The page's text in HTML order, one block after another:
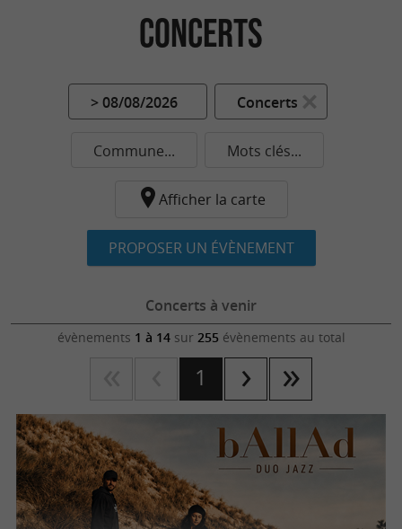
Concerts
> 08/08/2026 Concerts
Commune... Mots clés...
Afficher la carte
PROPOSER UN ÉVÈNEMENT
Concerts à venir
évènements 1 à 14sur 255 évènements au total
1